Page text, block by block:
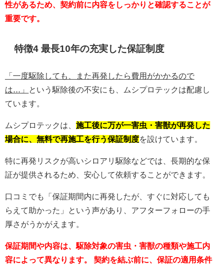
性があるため、契約前に内容をしっかりと確認することが
重要です。
特徴4 最長10年の充実した保証制度
「一度駆除しても、また再発したら費用がかかるので
は…」
という駆除後の不安にも、ムシプロテックは配慮し
ています。
ムシプロテックは、 施工後に万が一害虫・害獣が再発した
場合に、無料で再施工を行う保証制度を設けています。
特に再発リスクが高いシロアリ駆除などでは、長期的な保
証が提供されるため、安心して依頼することができます。
口コミでも「保証期間内に再発したが、すぐに対応しても
らえて助かった」という声があり、アフターフォローの手
厚さがうかがえます。
保証期間や内容は、駆除対象の害虫・害獣の種類や施工内
容によって異なります。 契約を結ぶ前に、保証の適用条件